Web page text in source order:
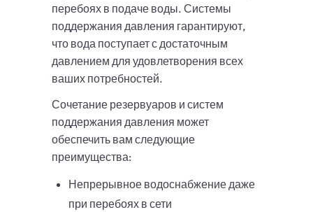
перебоях в подаче воды. Системы
поддержания давления гарантируют,
что вода поступает с достаточным
давлением для удовлетворения всех
ваших потребностей.
Сочетание резервуаров и систем
поддержания давления может
обеспечить вам следующие
преимущества:
Непрерывное водоснабжение даже
при перебоях в сети